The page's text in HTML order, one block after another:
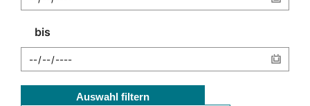
bis
Auswahl filtern